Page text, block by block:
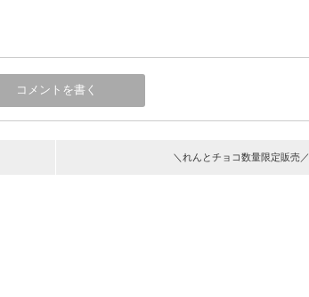
＼れんとチョコ数量限定販売／